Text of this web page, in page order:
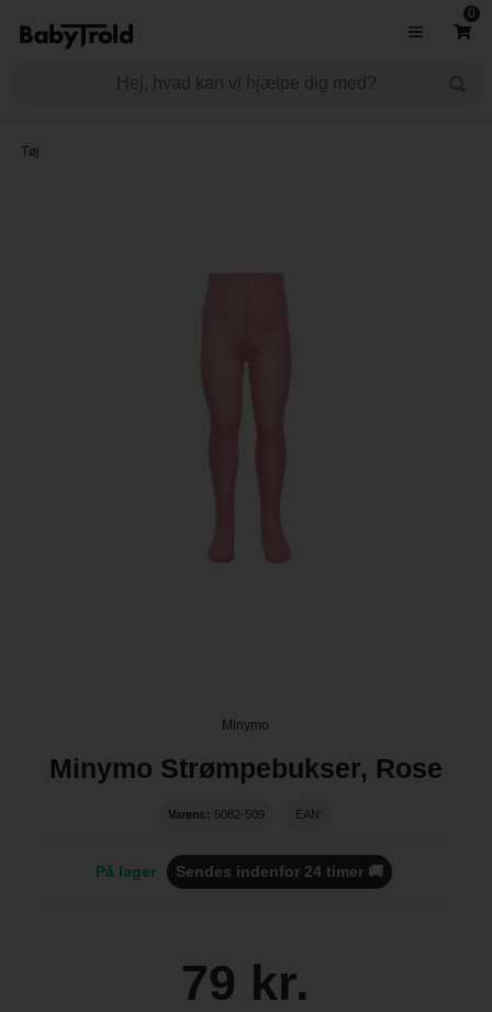
0
Tøj
Minymo
Minymo Strømpebukser, Rose
Varenr.: 5082-509 EAN:
På lager Sendes indenfor 24 timer 🚚
79 kr.